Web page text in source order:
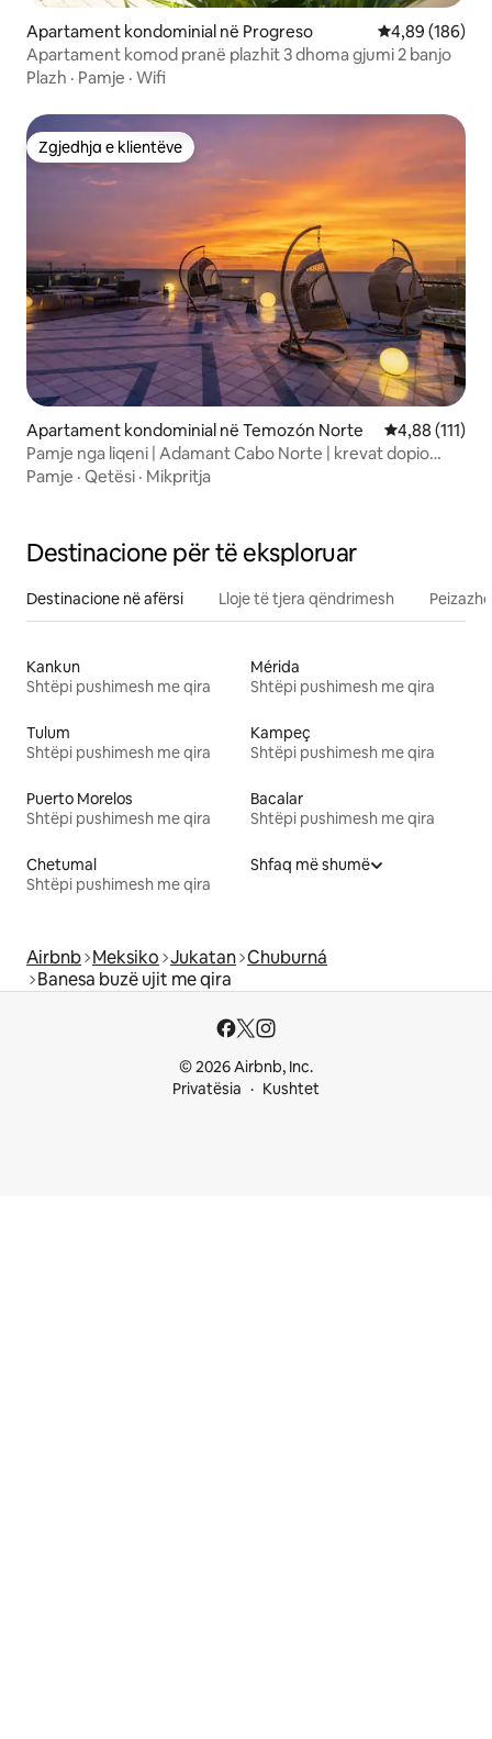
Apartament kondominial në Progreso Vlerësimi
4,89 (186)
Apartament komod pranë plazhit 3 dhoma gjumi 2 banjo
Plazh · Pamje · Wifi
Zgjedhja e klientëve
Zgjedhja e klientëve
Apartament kondominial në Temozón Norte Vlerësimi
4,88 (111)
Pamje nga liqeni | Adamant Cabo Norte | krevat dopio
"king", pishinë, palestër
Pamje · Qetësi · Mikpritja
Destinacione për të eksploruar
Destinacione në afërsi Lloje të tjera qëndrimesh
Kankun
Shtëpi pushimesh me qira
Mérida
Shtëpi pushimesh me qira
Tulum
Shtëpi pushimesh me qira
Kampeç
Shtëpi pushimesh me qira
Puerto Morelos
Shtëpi pushimesh me qira
Bacalar
Shtëpi pushimesh me qira
Chetumal
Shtëpi pushimesh me qira
Shfaq më shumë
Airbnb Meksiko Jukatan Chuburná
Banesa buzë ujit me qira
© 2026 Airbnb, Inc.
Privatësia
Kushtet